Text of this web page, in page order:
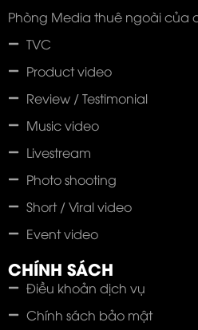
Phòng Media thuê ngoài của
TVC
Product video
Review / Testimonial
Music video
Livestream
Photo shooting
Short / Viral video
Event video
CHÍNH SÁCH
Điều khoản dịch vụ
Chính sách bảo mật